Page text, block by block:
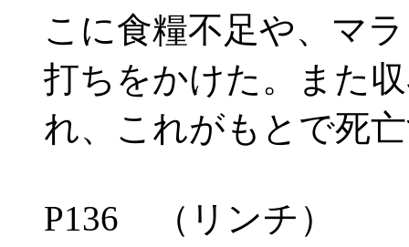
こに食糧不足や、マ
打ちをかけた。また
れ、これがもとで死
P136 （リンチ）